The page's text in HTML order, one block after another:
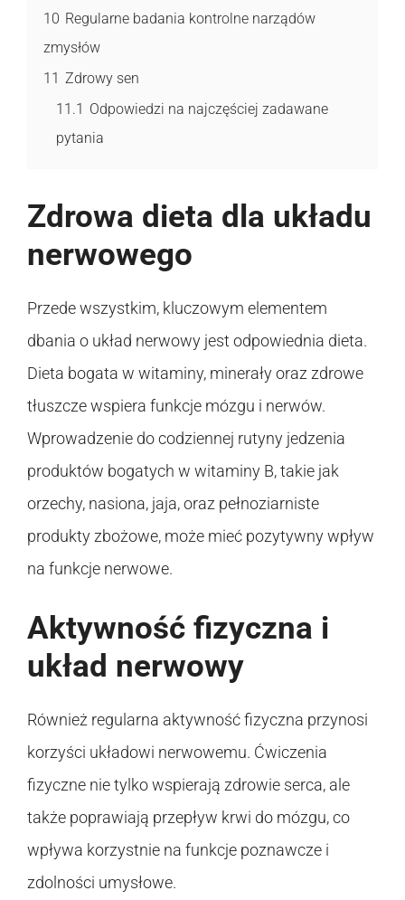
10 Regularne badania kontrolne narządów
zmysłów
11 Zdrowy sen
11.1 Odpowiedzi na najczęściej zadawane
pytania
Zdrowa dieta dla układu
nerwowego
Przede wszystkim, kluczowym elementem
dbania o układ nerwowy jest odpowiednia dieta.
Dieta bogata w witaminy, minerały oraz zdrowe
tłuszcze wspiera funkcje mózgu i nerwów.
Wprowadzenie do codziennej rutyny jedzenia
produktów bogatych w witaminy B, takie jak
orzechy, nasiona, jaja, oraz pełnoziarniste
produkty zbożowe, może mieć pozytywny wpływ
na funkcje nerwowe.
Aktywność fizyczna i
układ nerwowy
Również regularna aktywność fizyczna przynosi
korzyści układowi nerwowemu. Ćwiczenia
fizyczne nie tylko wspierają zdrowie serca, ale
także poprawiają przepływ krwi do mózgu, co
wpływa korzystnie na funkcje poznawcze i
zdolności umysłowe.